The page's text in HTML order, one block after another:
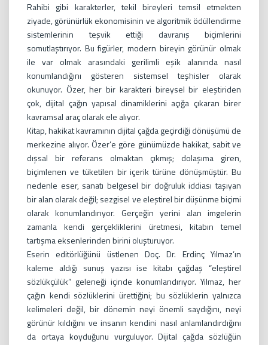
Rahibi gibi karakterler, tekil bireyleri temsil etmekten
ziyade, görünürlük ekonomisinin ve algoritmik ödüllendirme
sistemlerinin teşvik ettiği davranış biçimlerini
somutlaştırıyor. Bu figürler, modern bireyin görünür olmak
ile var olmak arasındaki gerilimli eşik alanında nasıl
konumlandığını gösteren sistemsel teşhisler olarak
okunuyor. Özer, her bir karakteri bireysel bir eleştiriden
çok, dijital çağın yapısal dinamiklerini açığa çıkaran birer
kavramsal araç olarak ele alıyor.
Kitap, hakikat kavramının dijital çağda geçirdiği dönüşümü de
merkezine alıyor. Özer’e göre günümüzde hakikat, sabit ve
dışsal bir referans olmaktan çıkmış; dolaşıma giren,
biçimlenen ve tüketilen bir içerik türüne dönüşmüştür. Bu
nedenle eser, sanatı belgesel bir doğruluk iddiası taşıyan
bir alan olarak değil; sezgisel ve eleştirel bir düşünme biçimi
olarak konumlandırıyor. Gerçeğin yerini alan imgelerin
zamanla kendi gerçekliklerini üretmesi, kitabın temel
tartışma eksenlerinden birini oluşturuyor.
Eserin editörlüğünü üstlenen Doç. Dr. Erdinç Yılmaz’ın
kaleme aldığı sunuş yazısı ise kitabı çağdaş “eleştirel
sözlükçülük” geleneği içinde konumlandırıyor. Yılmaz, her
çağın kendi sözlüklerini ürettiğini; bu sözlüklerin yalnızca
kelimeleri değil, bir dönemin neyi önemli saydığını, neyi
görünür kıldığını ve insanın kendini nasıl anlamlandırdığını
da ortaya koyduğunu vurguluyor. Dijital çağda sözlüğün